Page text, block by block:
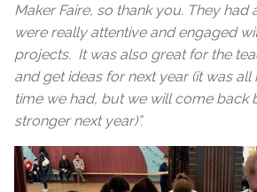
Maker Faire, so thank you. They had
were really attentive and engaged
projects. It was also great for the
and get ideas for next year (it was all
time we had, but we will come back
stronger next year)”.